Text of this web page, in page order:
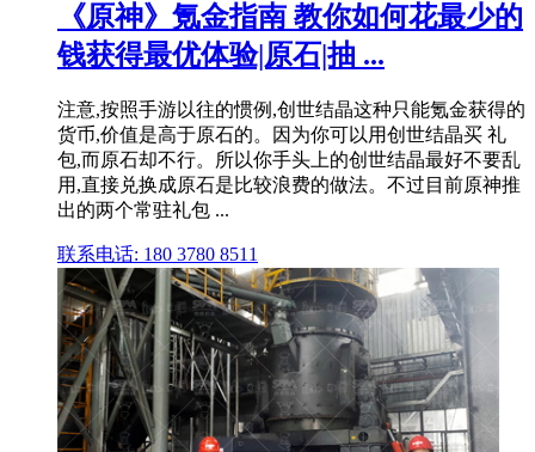
《原神》氪金指南 教你如何花最少的
钱获得最优体验|原石|抽 ...
注意,按照手游以往的惯例,创世结晶这种只能氪金获得的
货币,价值是高于原石的。因为你可以用创世结晶买 礼
包,而原石却不行。所以你手头上的创世结晶最好不要乱
用,直接兑换成原石是比较浪费的做法。不过目前原神推
出的两个常驻礼包 ...
联系电话: 180 3780 8511